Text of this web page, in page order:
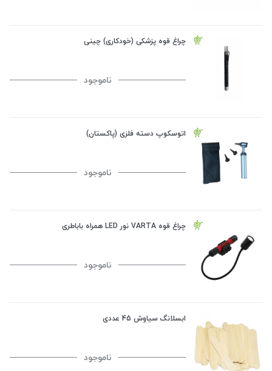
چراغ قوه پزشکی (خودکاری) چینی
ناموجود
اتوسکوپ دسته فلزی (پاکستان)
ناموجود
چراغ قوه VARTA نور LED همراه باباطری
ناموجود
ابسلانگ سیاوش 45 عددی
ناموجود